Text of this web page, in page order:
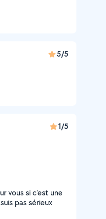
5/5
1/5
vous si c'est une
pas sérieux